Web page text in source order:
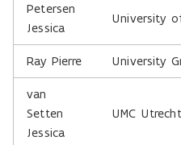
Petersen
Jessica
University
Ray Pierre University
van
Setten
Jessica
UMC Utrecht